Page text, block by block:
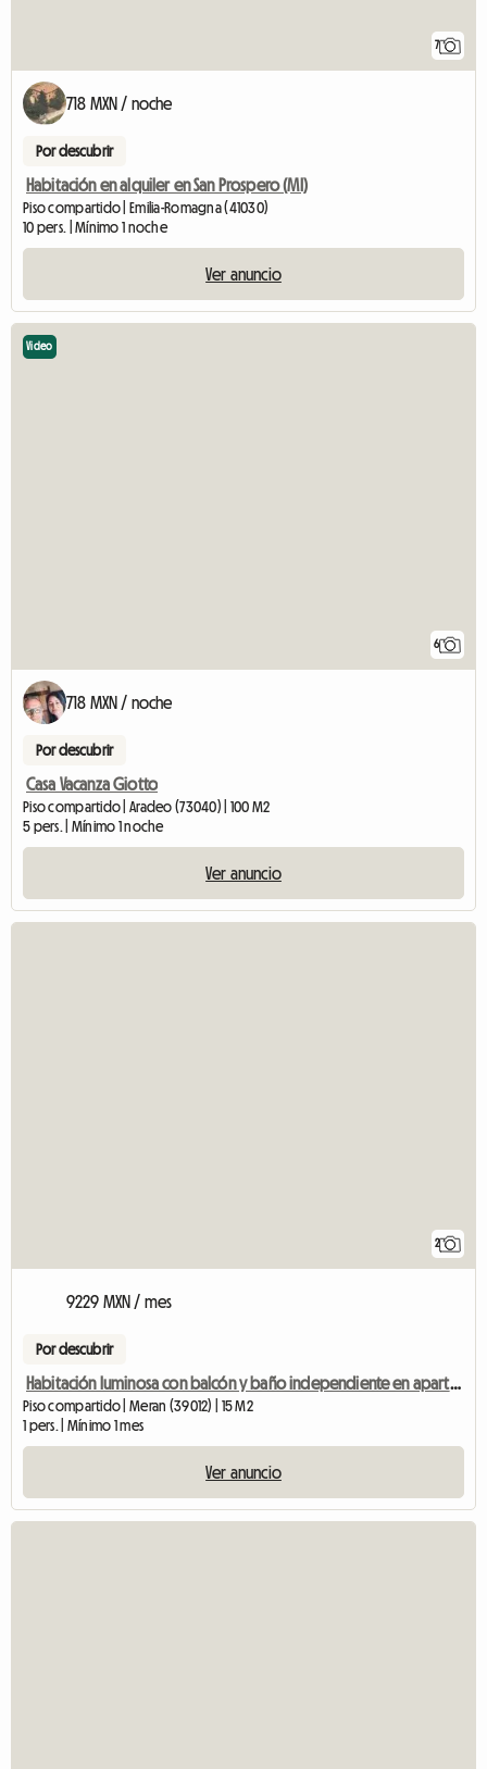
7
718 MXN / noche
Por descubrir
Habitación en alquiler en San Prospero (MI)
Piso compartido | Emilia-Romagna (41030)
10 pers. | Mínimo 1 noche
Ver anuncio
6
Video
718 MXN / noche
Por descubrir
Casa Vacanza Giotto
Piso compartido | Aradeo (73040) | 100 M2
5 pers. | Mínimo 1 noche
Ver anuncio
2
9229 MXN / mes
Por descubrir
Habitación luminosa con balcón y baño independiente en apartamento compartido para 2 personas.
Piso compartido | Meran (39012) | 15 M2
1 pers. | Mínimo 1 mes
Ver anuncio